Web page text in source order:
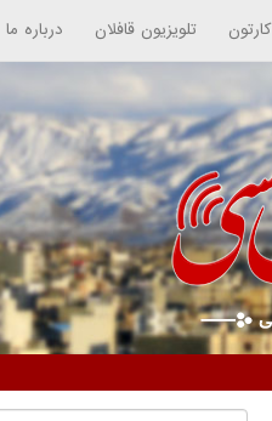
کارتون تلویزیون قافلان درباره ما